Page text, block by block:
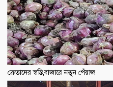
ক্রেতাদের স্বস্তি,বাজারে নতুন পেঁয়াজ